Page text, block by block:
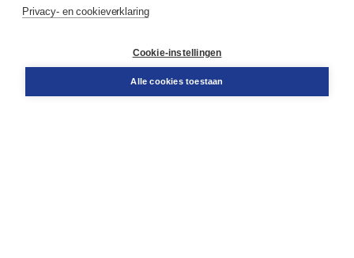
Bestellen
Privacy- en cookieverklaring
Cookie-instellingen
Alle cookies toestaan